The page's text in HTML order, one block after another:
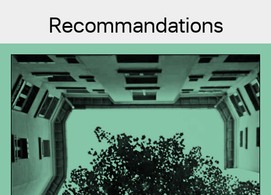
Recommandations